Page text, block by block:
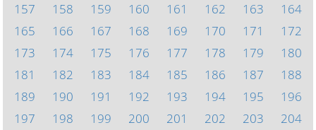
157
158 159 160 161 162 163
164
165
166 167 168 169 170 171
172
173
174 175 176 177 178 179
180
181
182 183 184 185 186 187
188
189
190 191 192 193 194 195
196
197
198 199 200 201 202 203
204